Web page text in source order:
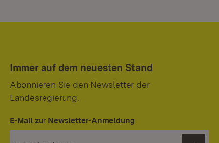
Immer auf dem neuesten Stand
Abonnieren Sie den Newsletter der
Landesregierung.
E-Mail zur Newsletter-Anmeldung